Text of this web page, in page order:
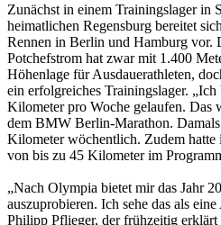
Zunächst in einem Trainingslager in
heimatlichen Regensburg bereitet
Rennen in Berlin und Hamburg vor.
Potchefstrom hat zwar mit 1.400
Höhenlage für Ausdauerathleten,
ein erfolgreiches Trainingslager.
Kilometer pro Woche gelaufen. Das
dem BMW Berlin-Marathon.
Kilometer wöchentlich. Zudem
von bis zu 45 Kilometer im
„Nach Olympia bietet mir das Jahr
auszuprobieren. Ich sehe das als
Philipp Pflieger, der frühzeitig erklärt